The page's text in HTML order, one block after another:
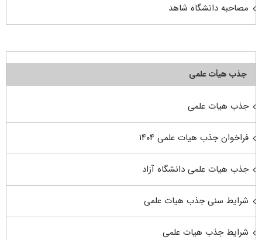
مصاحبه دانشگاه شاهد
جذب هیأت علمی
جذب هیات علمی
فراخوان جذب هیات علمی ۱۴۰۴
جذب هیات علمی دانشگاه آزاد
شرایط سنی جذب هیات علمی
شرایط جذب هیات علمی